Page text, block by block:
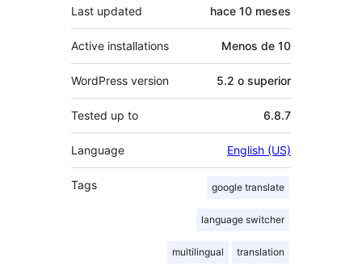
Last updated hace 10 meses
Active installations Menos de 10
WordPress version 5.2 o superior
Tested up to 6.8.7
Language English (US)
Tags google translate
language switcher
multilingual translation